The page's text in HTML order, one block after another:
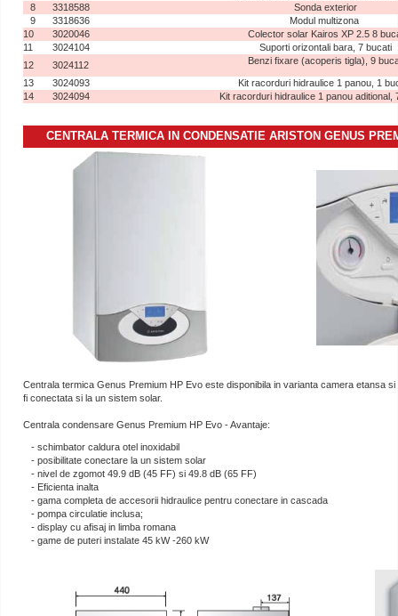
8
3318588
Sonda exterior
9
3318636
Modul multizona
10
3020046
Colector solar Kairos XP 2.5 8
11
3024104
Suporti orizontali bara, 7 bucati
12
3024112 Benzi fixare (acoperis tigla), 9
13 3024093
Kit racorduri hidraulice 1 panou, 1
14
3024094 Kit racorduri hidraulice 1 panou aditional,
CENTRALA TERMICA IN CONDENSATIE ARISTON GENUS
Centrala termica Genus Premium HP Evo este disponibila in varianta camera etansa
fi conectata si la un sistem solar.
Centrala condensare Genus Premium HP Evo - Avantaje:
- schimbator caldura otel inoxidabil
- posibilitate conectare la un sistem solar
- nivel de zgomot 49.9 dB (45 FF) si 49.8 dB (65 FF)
- Eficienta inalta
- gama completa de accesorii hidraulice pentru conectare in cascada
- pompa circulatie inclusa;
- display cu afisaj in limba romana
- game de puteri instalate 45 kW -260 kW